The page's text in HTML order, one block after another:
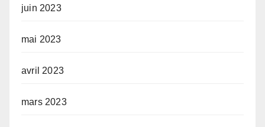
juin 2023
mai 2023
avril 2023
mars 2023